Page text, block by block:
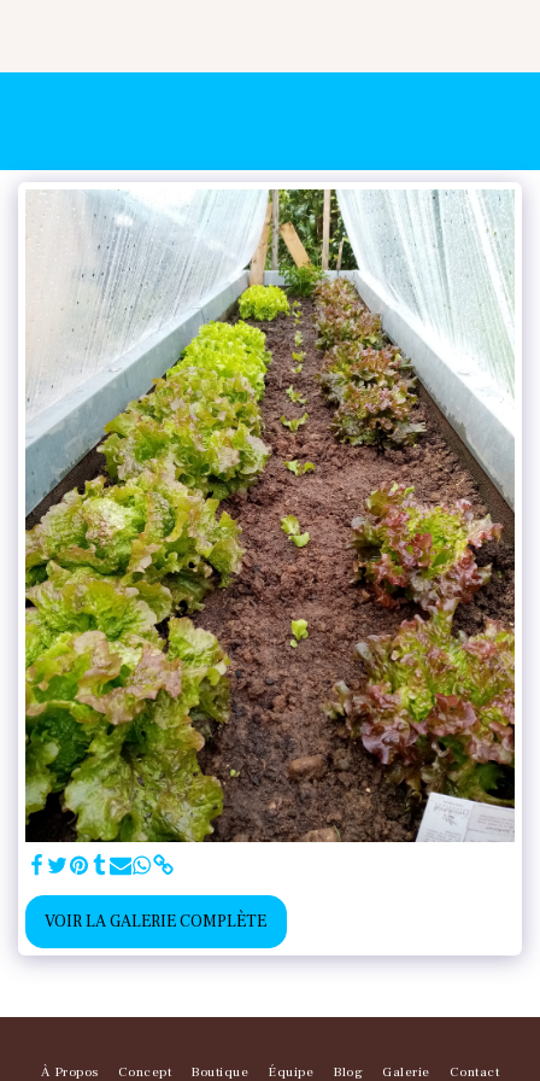
VOIR LA GALERIE COMPLÈTE
À Propos Concept Boutique Équipe Blog Galerie Contact